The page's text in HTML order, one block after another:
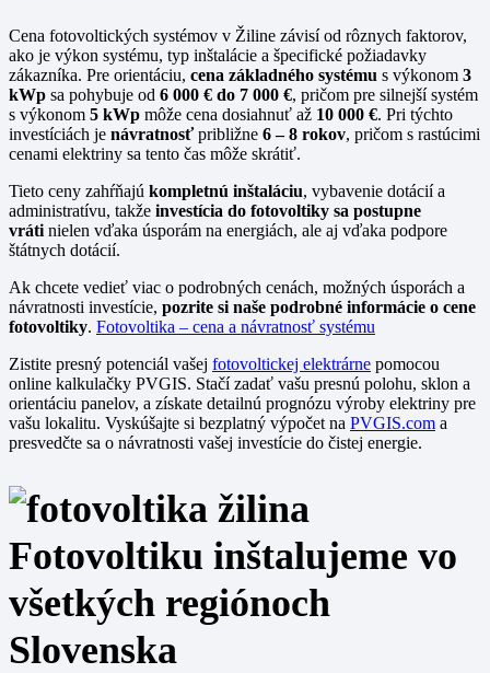
Cena fotovoltických systémov v Žiline závisí od rôznych faktorov,
ako je výkon systému, typ inštalácie a špecifické požiadavky
zákazníka. Pre orientáciu, cena základného systému s výkonom 3
kWp sa pohybuje od 6 000 € do 7 000 €, pričom pre silnejší systém
s výkonom 5 kWp môže cena dosiahnuť až 10 000 €. Pri týchto
investíciách je návratnosťpribližne 6 – 8 rokov, pričom s rastúcimi
cenami elektriny sa tento čas môže skrátiť.
Tieto ceny zahŕňajú kompletnú inštaláciu, vybavenie dotácií a
administratívu, takže investícia do fotovoltiky sa postupne
vráti nielen vďaka úsporám na energiách, ale aj vďaka podpore
štátnych dotácií.
Ak chcete vedieť viac o podrobných cenách, možných úsporách a
návratnosti investície, pozrite si naše podrobné informácie o cene
fotovoltiky. Fotovoltika – cena a návratnosť systému
Zistite presný potenciál vašej fotovoltickej elektrárne pomocou
online kalkulačky PVGIS. Stačí zadať vašu presnú polohu, sklon a
orientáciu panelov, a získate detailnú prognózu výroby elektriny pre
vašu lokalitu. Vyskúšajte si bezplatný výpočet na PVGIS.com a
presvedčte sa o návratnosti vašej investície do čistej energie.
Fotovoltiku inštalujeme vo
všetkých regiónoch
Slovenska